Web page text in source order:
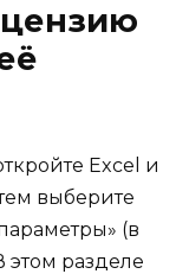
Excel и
выберите
(в
этом разделе